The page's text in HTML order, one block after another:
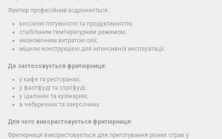
Фритюр професійний відрізняється:
високою потужністю та продуктивністю;
стабільним температурним режимом;
економічним витратою олії;
міцною конструкцією для інтенсивної експлуатації.
Де застосовується фритюрниця:
у кафе та ресторанах;
у фастфуді та стрітфуді;
у їдальнях та кулінаріях;
в чебуречних та закусочних.
Для чого використовується фритюрниця:
Фритюрниця використовується для приготування різних страв у